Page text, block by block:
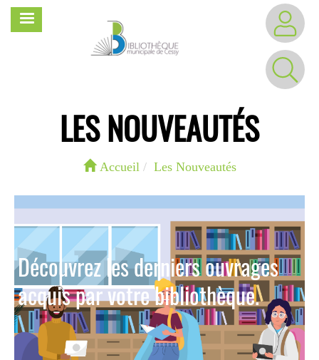
Aller
LES NOUVEAUTÉS
Accueil Les Nouveautés
Découvrez les derniers ouvrages
acquis par votre bibliothèque.